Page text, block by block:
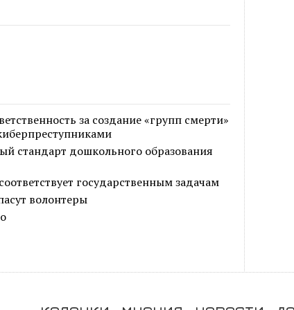
за создание «групп смерти»
стандарт дошкольного образования
государственным задачам
волонтеры